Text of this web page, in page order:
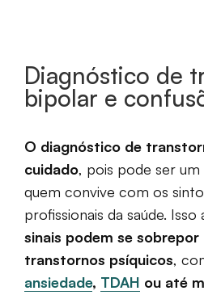
Diagnóstico de
bipolar e
O diagnóstico de
cuidado, pois pode ser
quem convive com os
profissionais da saúde.
sinais podem se
transtornos psíquicos,
ansiedade, TDAH ou até